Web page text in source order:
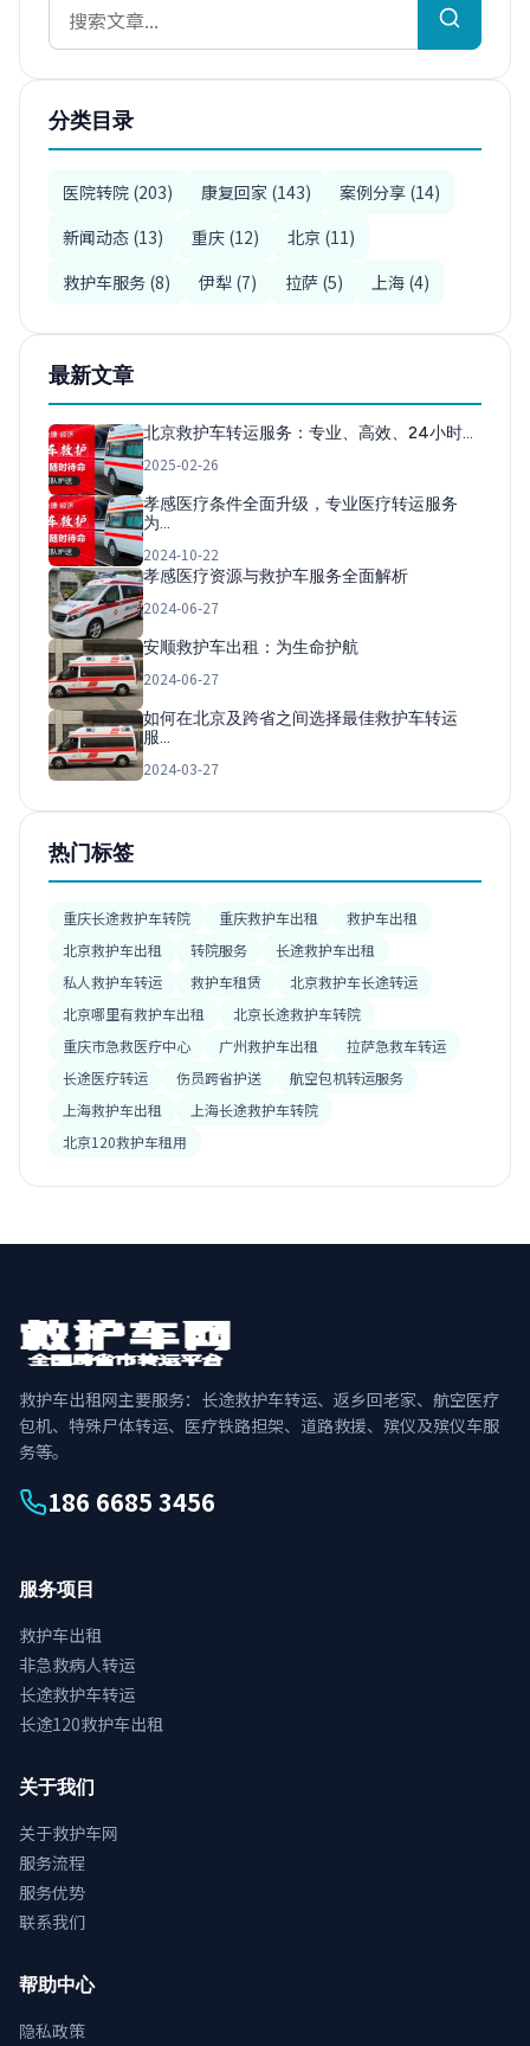
分类目录
医院转院 (203) 康复回家 (143)
案例分享 (14)
新闻动态 (13)
重庆 (12)
北京 (11)
救护车服务 (8)
伊犁 (7) 拉萨 (5) 上海 (4)
最新文章
北京救护车转运服务：专业、高效、24小时…
2025-02-26
孝感医疗条件全面升级，专业医疗转运服务
为…
2024-10-22
孝感医疗资源与救护车服务全面解析
2024-06-27
安顺救护车出租：为生命护航
2024-06-27
如何在北京及跨省之间选择最佳救护车转运
服…
2024-03-27
热门标签
重庆长途救护车转院 重庆救护车出租
救护车出租
北京救护车出租
转院服务
长途救护车出租
私人救护车转运
救护车租赁
北京救护车长途转运
北京哪里有救护车出租
北京长途救护车转院
重庆市急救医疗中心
广州救护车出租
拉萨急救车转运
长途医疗转运
伤员跨省护送
航空包机转运服务
上海救护车出租
上海长途救护车转院
北京120救护车租用
救护车出租网主要服务：长途救护车转运、返乡回老家、航空医疗
包机、特殊尸体转运、医疗铁路担架、道路救援、殡仪及殡仪车服
务等。
186 6685 3456
服务项目
救护车出租
非急救病人转运
长途救护车转运
长途120救护车出租
关于我们
关于救护车网
服务流程
服务优势
联系我们
帮助中心
隐私政策